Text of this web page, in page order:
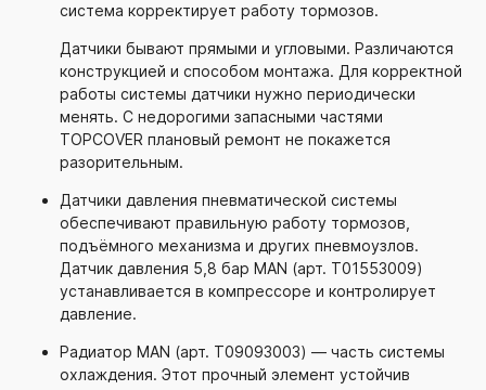
система корректирует работу тормозов.
Датчики бывают прямыми и угловыми. Различаются
конструкцией и способом монтажа. Для корректной
работы системы датчики нужно периодически
менять. С недорогими запасными частями
TOPCOVER плановый ремонт не покажется
разорительным.
Датчики давления пневматической системы
обеспечивают правильную работу тормозов,
подъёмного механизма и других пневмоузлов.
Датчик давления 5,8 бар MAN (арт. T01553009)
устанавливается в компрессоре и контролирует
давление.
Радиатор MAN (арт. T09093003) — часть системы
охлаждения. Этот прочный элемент устойчив